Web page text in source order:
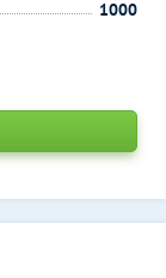
1000